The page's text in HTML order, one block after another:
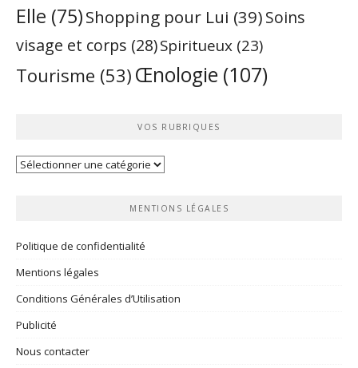
Elle (75)Shopping pour Lui (39)Soins
visage et corps (28)Spiritueux (23)
Tourisme (53) Œnologie (107)
VOS RUBRIQUES
Vos
MENTIONS LÉGALES
Politique de confidentialité
Mentions légales
Conditions Générales d’Utilisation
Publicité
Nous contacter